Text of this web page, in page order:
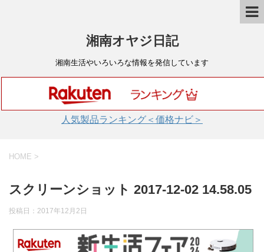
湘南オヤジ日記
湘南生活やいろいろな情報を発信しています
人気製品ランキング＜価格ナビ＞
HOME >
スクリーンショット 2017-12-02 14.58.05
投稿日： 2017年12月2日